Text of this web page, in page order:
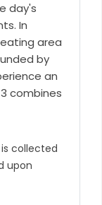
day's
In
area
by
an
combines
is collected
upon